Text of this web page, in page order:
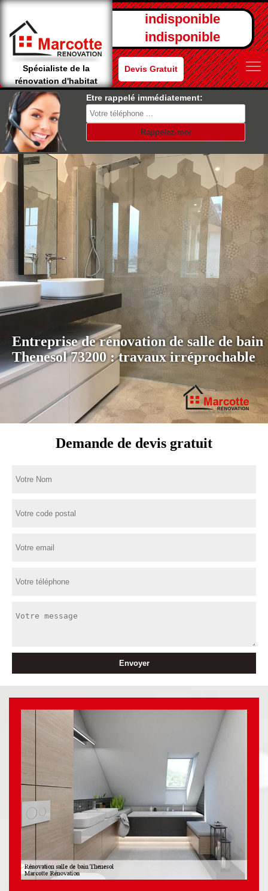
Spécialiste de la
rénovation d'habitat
indisponible
indisponible
Devis Gratuit
Etre rappelé immédiatement:
Entreprise de rénovation de salle de bain
Thenesol 73200 : travaux irréprochable
Demande de devis gratuit